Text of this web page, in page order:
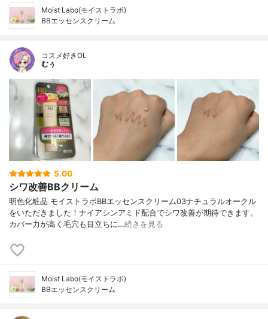
Moist Labo(モイストラボ)
BBエッセンスクリーム
コスメ好きOL
むぅ
5.00
シワ改善BBクリーム
明色化粧品 モイストラボBBエッセンスクリーム03ナチュラルオークル
をいただきました！ナイアシンアミド配合でシワ改善が期待できます。
カバー力が高く毛穴も目立ちに…続きを見る
Moist Labo(モイストラボ)
BBエッセンスクリーム